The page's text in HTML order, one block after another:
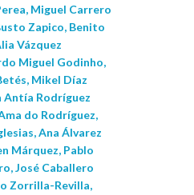
Miguel Carrero
Zapico, Benito
Vázquez
Miguel Godinho,
Mikel Díaz
Antía Rodríguez
do Rodríguez,
Ana Álvarez
Márquez, Pablo
José Caballero
Zorrilla-Revilla,